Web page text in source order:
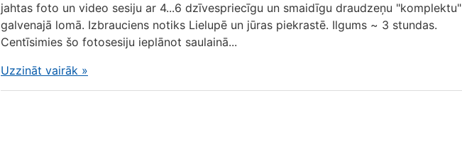
jahtas foto un video sesiju ar 4...6 dzīvespriecīgu un smaidīgu draudzeņu "komplektu"
galvenajā lomā. Izbrauciens notiks Lielupē un jūras piekrastē. Ilgums ~ 3 stundas.
Centīsimies šo fotosesiju ieplānot saulainā...
Uzzināt vairāk »